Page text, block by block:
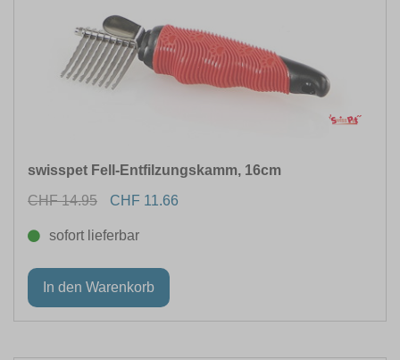
swisspet Fell-Entfilzungskamm, 16cm
CHF 14.95
CHF 11.66
sofort lieferbar